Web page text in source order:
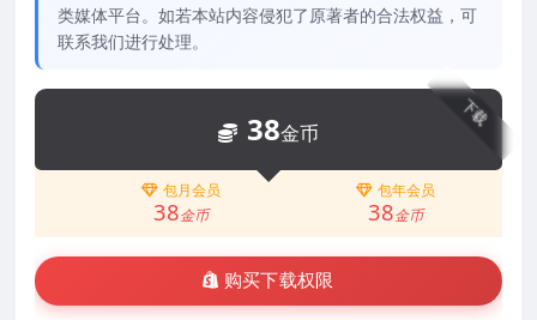
类媒体平台。如若本站内容侵犯了原著者的合法权益，可
联系我们进行处理。
下载
38金币
包月会员
38金币
包年会员
38金币
购买下载权限